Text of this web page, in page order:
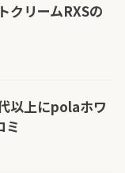
クリームRXSの
以上にpolaホワ
ミ